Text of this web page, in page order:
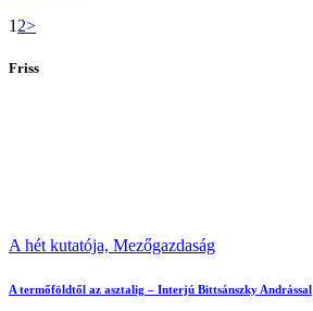
Bejegyzések
lapozása
Page
1 Page
2>
Friss
A hét kutatója, Mezőgazdaság
A termőföldtől az asztalig – Interjú Bittsánszky Andrással